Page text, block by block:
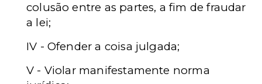
colusão entre as partes, a fim de fraudar
a lei;
IV - Ofender a coisa julgada;
V - Violar manifestamente norma